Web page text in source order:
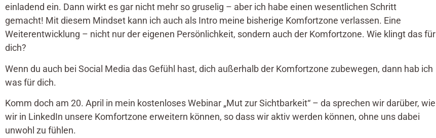
einladend ein. Dann wirkt es gar nicht mehr so gruselig – aber ich habe einen wesentlichen Schritt
gemacht! Mit diesem Mindset kann ich auch als Intro meine bisherige Komfortzone verlassen. Eine
Weiterentwicklung – nicht nur der eigenen Persönlichkeit, sondern auch der Komfortzone. Wie klingt das für
dich?
Wenn du auch bei Social Media das Gefühl hast, dich außerhalb der Komfortzone zubewegen, dann hab ich
was für dich.
Komm doch am 20. April in mein kostenloses Webinar „Mut zur Sichtbarkeit“ – da sprechen wir darüber, wie
wir in LinkedIn unsere Komfortzone erweitern können, so dass wir aktiv werden können, ohne uns dabei
unwohl zu fühlen.